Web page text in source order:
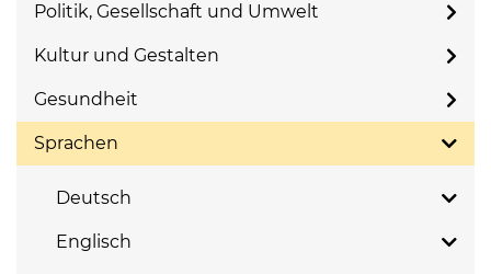
Politik, Gesellschaft und Umwelt
Kultur und Gestalten
Gesundheit
Sprachen
Deutsch
Englisch